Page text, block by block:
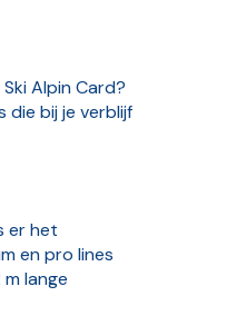
Alpin Card?
die bij je verblijf
er het
en pro lines
lange